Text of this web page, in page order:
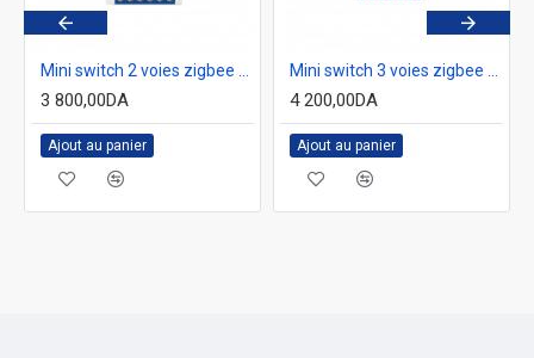
3 800,00DA
Ajout au panier
4 200,00DA
Ajout au panier